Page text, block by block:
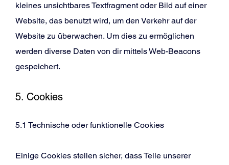
kleines unsichtbares Textfragment oder Bild auf einer
Website, das benutzt wird, um den Verkehr auf der
Website zu überwachen. Um dies zu ermöglichen
werden diverse Daten von dir mittels Web-Beacons
gespeichert.
5. Cookies
5.1 Technische oder funktionelle Cookies
Einige Cookies stellen sicher, dass Teile unserer